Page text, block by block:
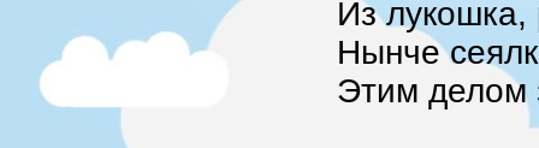
Из
Нынче
Этим делом